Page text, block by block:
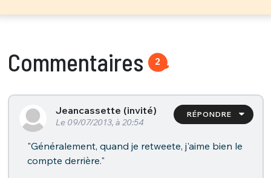
Commentaires 2
RÉPONDRE
Jeancassette (invité)
Le 09/07/2013, à 20:54
"Généralement, quand je retweete, j'aime bien le
compte derrière."